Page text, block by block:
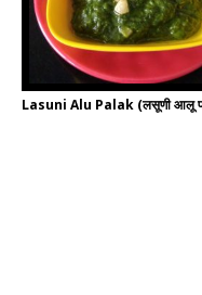
Lasuni Alu Palak (लसूणी आलू